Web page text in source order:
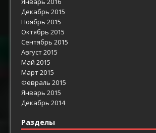
Декабрь 2015
Ноябрь 2015
Октябрь 2015
Сентябрь 2015
Август 2015
Май 2015
Март 2015
Февраль 2015
Январь 2015
Декабрь 2014
Разделы